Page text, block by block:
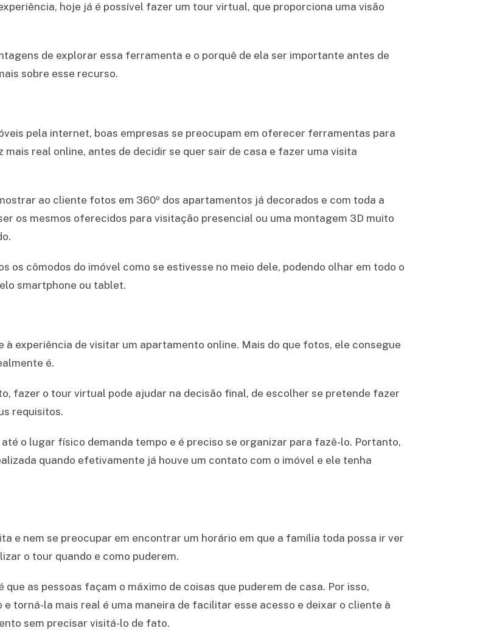
hoje já é possível fazer um tour virtual, que proporciona uma visão
de explorar essa ferramenta e o porquê de ela ser importante antes de
sobre esse recurso.
pela internet, boas empresas se preocupam em oferecer ferramentas para
real online, antes de decidir se quer sair de casa e fazer uma visita
ao cliente fotos em 360º dos apartamentos já decorados e com toda a
os mesmos oferecidos para visitação presencial ou uma montagem 3D muito
cômodos do imóvel como se estivesse no meio dele, podendo olhar em todo o
smartphone ou tablet.
experiência de visitar um apartamento online. Mais do que fotos, ele consegue
é.
fazer o tour virtual pode ajudar na decisão final, de escolher se pretende fazer
requisitos.
o lugar físico demanda tempo e é preciso se organizar para fazê-lo. Portanto,
quando efetivamente já houve um contato com o imóvel e ele tenha
e nem se preocupar em encontrar um horário em que a família toda possa ir ver
o tour quando e como puderem.
as pessoas façam o máximo de coisas que puderem de casa. Por isso,
torná-la mais real é uma maneira de facilitar esse acesso e deixar o cliente à
sem precisar visitá-lo de fato.